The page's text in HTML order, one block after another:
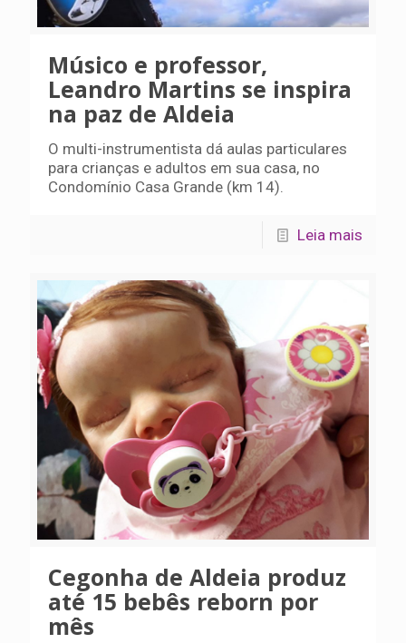
Músico e professor,
Leandro Martins se inspira
na paz de Aldeia
O multi-instrumentista dá aulas particulares
para crianças e adultos em sua casa, no
Condomínio Casa Grande (km 14).
Leia mais
Cegonha de Aldeia produz
até 15 bebês reborn por
mês